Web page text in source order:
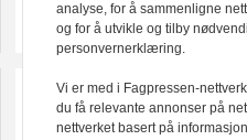
analyse, for å sammenligne
og for å utvikle og tilby
personvernerklæring.
Vi er med i Fagpressen-
du få relevante annonser på
nettverket basert på